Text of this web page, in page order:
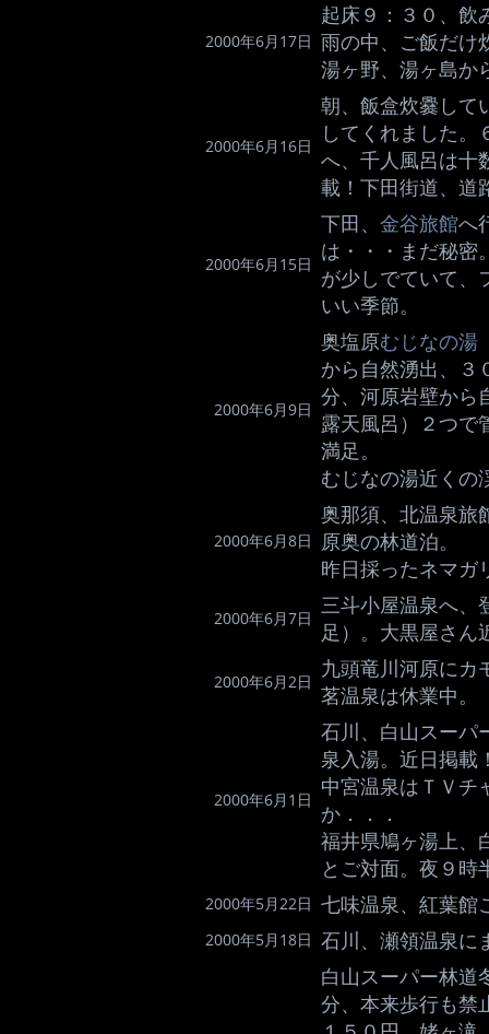
2000年6月17日
起床９：３０、飲
雨の中、ご飯だけ
湯ヶ野、湯ヶ島か
2000年6月16日
朝、飯盒炊爨して
してくれました
へ、千人風呂は十
載！下田街道、道
2000年6月15日
下田、 金谷旅館へ
は・・・まだ秘密
が少しでていて、
いい季節。
2000年6月9日
奥塩原むじなの湯
から自然湧出、３
分、河原岩壁から
露天風呂）２つで
満足。
むじなの湯近くの
2000年6月8日
奥那須、北温泉旅
原奥の林道泊。
昨日採ったネマガ
2000年6月7日
三斗小屋温泉へ、
足）。大黒屋さん
2000年6月2日
九頭竜川河原に
茗温泉は休業中。
2000年6月1日
石川、白山スーパ
泉入湯。近日掲載
中宮温泉はＴＶチ
か．．．
福井県鳩ヶ湯上、
とご対面。夜９時
2000年5月22日 七味温泉、紅葉館
2000年5月18日 石川、瀬領温泉に
白山スーパー林道
分、本来歩行も禁